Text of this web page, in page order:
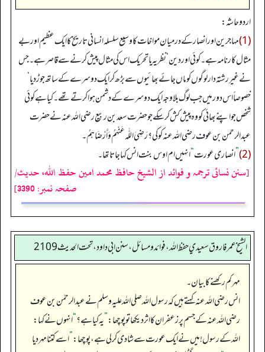
اردو حاشہ:
(1) مہاجرین اور انصار کے درمیان مواخات کا وسیع سلسلہ انسانی تاریخ کا ایک عظیم اور بے
مثال کارنامہ ہے۔ کوئی اور دین‘ نظریہ یا تحریک اس کی مثال پیش کرنے سے قاصر ہے۔ جس
نے غیر رشتہ دار لوگوں کو ماں جائے بھائیوں سے بڑھ کر ایک دوسرے کے ساتھ جوڑ دیا‘
خصوصاً اس دور میں جب لوگ بلاوجہ ایک دوسرے کے دشمن ہوا کرتے تھے۔ کیا ہے کوئی
شخص جو اپنے بھائی کو وہ پیش کش کرسکے جو حضرت سعد بن ربیع رضی اللہ عنہ نے حضرت
عبدالرحمن بن عوف رضی اللہ عنہ کو کی؟ رَضِيَ اللّٰہ عَنْهمُ وَأَرْضَاهمُ۔
(2)
”انصاری عورت“انہیں ام اوس بنت انس کہا جاتا تھا۔
[سنن نسائی ترجمہ و فوائد از الشیخ حافظ محمد امین حفظ اللہ، حدیث/
صفحہ نمبر: 3390]
الشيخ عمر فاروق سعيدي حفظ الله، فوائد و مسائل، سنن ابي داود ، تحت الحديث 2109
مہر کم رکھنے کا بیان۔
انس رضی اللہ عنہ کہتے ہیں کہ رسول اللہ صلی اللہ علیہ وسلم نے عبدالرحمٰن بن عوف
رضی اللہ عنہ کے جسم پر زعفران کا اثر دیکھا تو پوچھا:”یہ کیا ہے؟“انہوں نے کہا:
اللہ کے رسول! میں نے ایک عورت سے شادی کر لی ہے، پوچھا:”اسے کتنا مہر دیا